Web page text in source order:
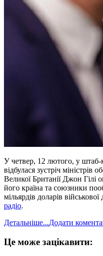
У четвер, 12 лютого, у
відбулася зустріч
Великої Британії Джон Гілі
його країна та союзники
мільярдів доларів
радіо.
Детальніше...Додати
Це може зацікавити: